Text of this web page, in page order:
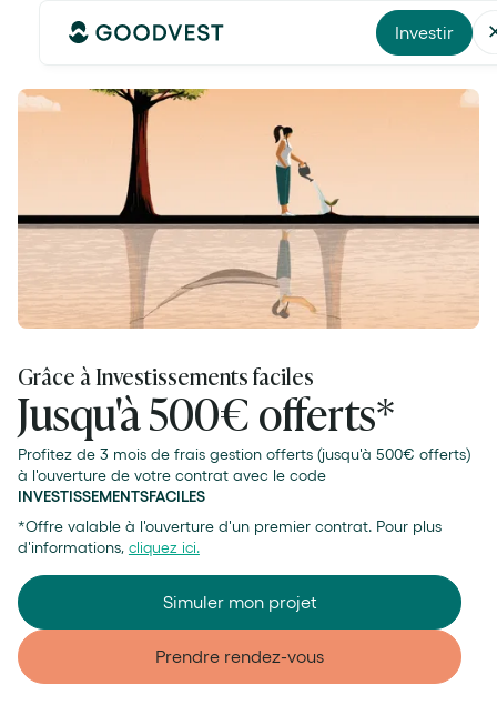
Investir
Grâce à Investissements faciles
Jusqu'à 500€ offerts*
Profitez de 3 mois de frais gestion offerts (jusqu'à 500€ offerts)
à l'ouverture de votre contrat avec le code
INVESTISSEMENTSFACILES
*Offre valable à l'ouverture d'un premier contrat. Pour plus
d'informations, cliquez ici.
Simuler mon projet
Prendre rendez-vous